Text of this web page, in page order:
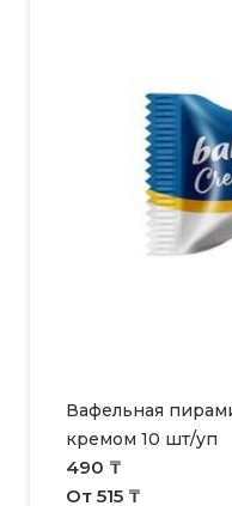
Вафельная
кремом 10 шт/уп
490 ₸
От 515 ₸